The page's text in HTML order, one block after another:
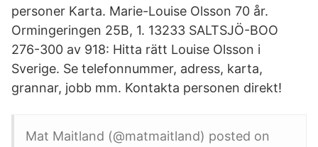
personer Karta. Marie-Louise Olsson 70 år.
Ormingeringen 25B, 1. 13233 SALTSJÖ-BOO
276-300 av 918: Hitta rätt Louise Olsson i
Sverige. Se telefonnummer, adress, karta,
grannar, jobb mm. Kontakta personen direkt!
Mat Maitland (@matmaitland) posted on